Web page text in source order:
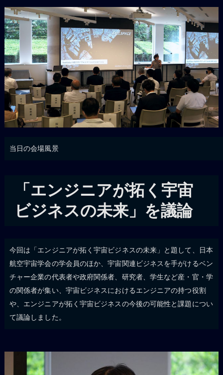
当日の会場風景
「エンジニアが拓く宇宙
ビジネスの未来」を議論
今回は「エンジニアが拓く宇宙ビジネスの未来」と題して、日本
航空宇宙学会の学会員のほか、宇宙関連ビジネスを手がけるベン
チャー企業の代表者や政府関係者、研究者、学生など産・官・学
の関係者が集い、宇宙ビジネスにおけるエンジニアの持つ役割
や、エンジニアが拓く宇宙ビジネスの今後の可能性と課題につい
て議論しました。